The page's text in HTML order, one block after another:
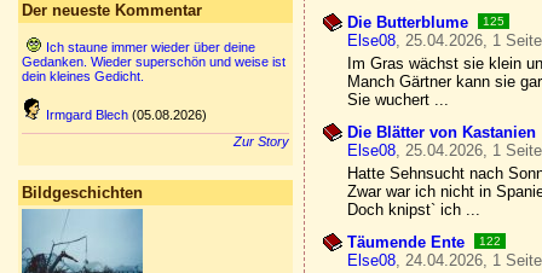
Der neueste Kommentar
Ich staune immer wieder über deine
Gedanken. Wieder superschön und weise ist
dein kleines Gedicht.
Irmgard Blech (05.08.2026)
Zur Story
Bildgeschichten
Die Butterblume
125
Else08, 25.04.2026, 1
Im Gras wächst sie klein
Manch Gärtner kann sie
Sie wuchert ...
Die Blätter von Kastanien
Else08, 25.04.2026, 1
Hatte Sehnsucht nach
Zwar war ich nicht in
Doch knipst` ich ...
Täumende Ente
122
Else08, 24.04.2026, 1